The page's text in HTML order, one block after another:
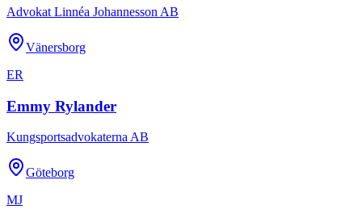
Advokat Linnéa Johannesson AB
Vänersborg
ER
Emmy Rylander
Kungsportsadvokaterna AB
Göteborg
MJ